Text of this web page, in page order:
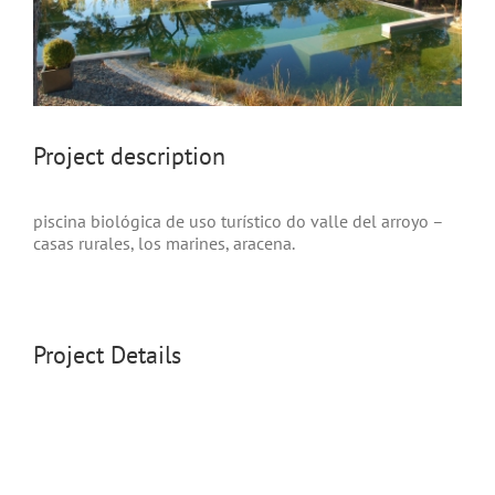
project description
piscina biológica de uso turístico do valle del arroyo –
casas rurales, los marines, aracena.
Project Details